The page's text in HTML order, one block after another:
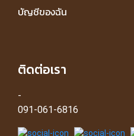
บัญชีของฉัน
ติดต่อเรา
-
091-061-6816